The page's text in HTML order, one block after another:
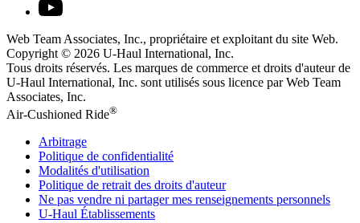
Web Team Associates, Inc., propriétaire et exploitant du site Web.
Copyright © 2026 U-Haul International, Inc.
Tous droits réservés. Les marques de commerce et droits d'auteur de
U-Haul International, Inc. sont utilisés sous licence par Web Team
Associates, Inc.
Air-Cushioned Ride®
Arbitrage
Politique de confidentialité
Modalités d'utilisation
Politique de retrait des droits d'auteur
Ne pas vendre ni partager mes renseignements personnels
U-Haul Établissements